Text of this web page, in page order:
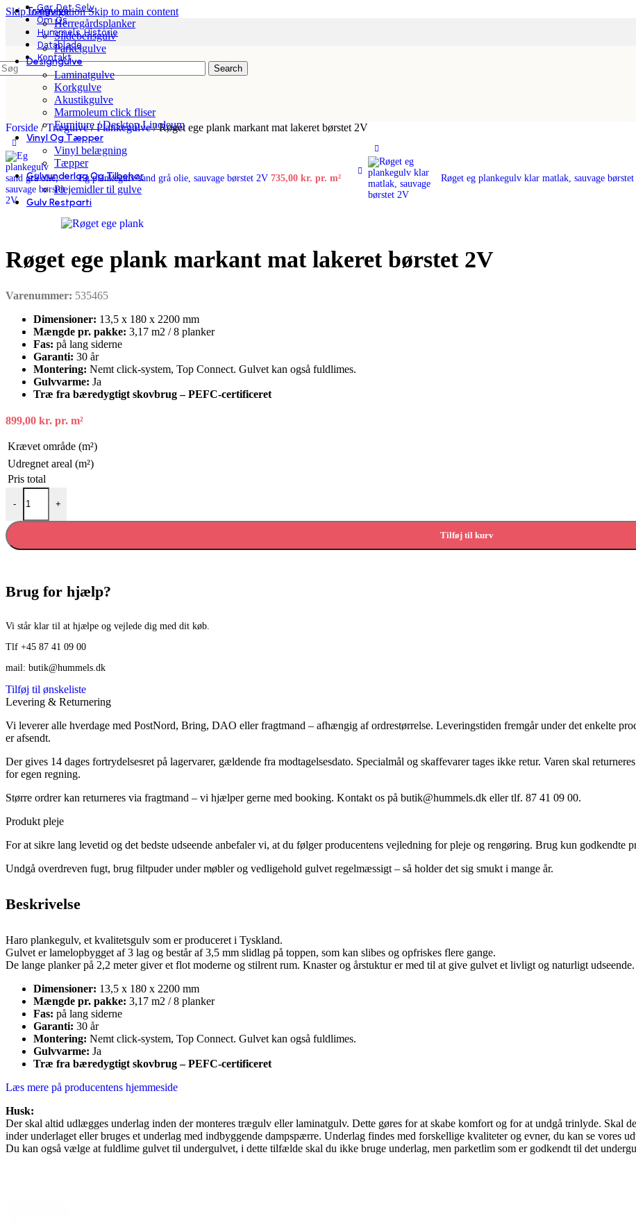
Skip to navigationSkip to main content
Gør Det Selv
Om Os
Hummels Historie
Datablade
Kontakt
Search
Trægulve
Herregårdsplanker
Sildebensgulv
Parketgulve
Designgulve
Laminatgulve
Korkgulve
Akustikgulve
Marmoleum click fliser
Furniture / Desktop Linoleum
Vinyl Og Tæpper
Vinyl belægning
Tæpper
Gulvunderlag Og Tilbehør
Plejemidler til gulve
Gulv Restparti
Forside / Trægulve/ Plankegulve/ Røget ege plank markant mat lakeret børstet 2V
Eg plankegulv sand grå olie, sauvage børstet 2V 735,00 kr. pr. m² Røget eg plankegulv klar matlak, sauvage
Røget ege plank markant mat lakeret børstet 2V
Varenummer: 535465
Dimensioner: 13,5 x 180 x 2200 mm
Mængde pr. pakke: 3,17 m2 / 8 planker
Fas: på lang siderne
Garanti: 30 år
Montering: Nemt click-system, Top Connect. Gulvet kan også fuldlimes.
Gulvvarme: Ja
Træ fra bæredygtigt skovbrug – PEFC-certificeret
899,00 kr. pr. m²
Krævet område (m²)
Udregnet areal (m²)
Pris total
-
Røget ege plank markant mat lakeret børstet 2V antal
+
Tilføj til kurv
Brug for hjælp?
Vi står klar til at hjælpe og vejlede dig med dit køb.
Tlf +45 87 41 09 00
mail: butik@hummels.dk
Tilføj til ønskeliste
Levering & Returnering
Vi leverer alle hverdage med PostNord, Bring, DAO eller fragtmand – afhængig af ordrestørrelse. Leveringstiden fremgår under det enkelte
er afsendt.
Der gives 14 dages fortrydelsesret på lagervarer, gældende fra modtagelsesdato. Specialmål og skaffevarer tages ikke retur. Varen skal
for egen regning.
Større ordrer kan returneres via fragtmand – vi hjælper gerne med booking. Kontakt os på butik@hummels.dk eller tlf. 87 41 09 00.
Produkt pleje
For at sikre lang levetid og det bedste udseende anbefaler vi, at du følger producentens vejledning for pleje og rengøring. Brug kun
Undgå overdreven fugt, brug filtpuder under møbler og vedligehold gulvet regelmæssigt – så holder det sig smukt i mange år.
Beskrivelse
Haro plankegulv, et kvalitetsgulv som er produceret i Tyskland.
Gulvet er lamelopbygget af 3 lag og består af 3,5 mm slidlag på toppen, som kan slibes og opfriskes flere gange.
De lange planker på 2,2 meter giver et flot moderne og stilrent rum. Knaster og årstuktur er med til at give gulvet et livligt og naturligt udseende.
Dimensioner: 13,5 x 180 x 2200 mm
Mængde pr. pakke: 3,17 m2 / 8 planker
Fas: på lang siderne
Garanti: 30 år
Montering: Nemt click-system, Top Connect. Gulvet kan også fuldlimes.
Gulvvarme: Ja
Træ fra bæredygtigt skovbrug – PEFC-certificeret
Læs mere på producentens hjemmeside
Husk:
Der skal altid udlægges underlag inden der monteres trægulv eller laminatgulv. Dette gøres for at skabe komfort og for at undgå trinlyde. Skal
inder underlaget eller bruges et underlag med indbyggende dampspærre. Underlag findes med forskellige kvaliteter og evner, du kan se vores
Du kan også vælge at fuldlime gulvet til undergulvet, i dette tilfælde skal du ikke bruge underlag, men parketlim som er godkendt til det